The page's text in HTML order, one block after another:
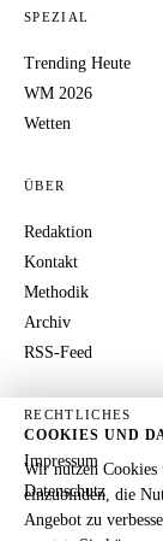
SPEZIAL
Trending Heute
WM 2026
Wetten
ÜBER
Redaktion
Kontakt
Methodik
Archiv
RSS-Feed
RECHTLICHES
Impressum
Datenschutz
COOKIES UND
Wir nutzen
einzubinden, die
Angebot zu